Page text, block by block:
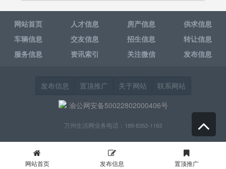
网站首页 人才信息 房产信息
供求信息
车辆信息
交友信息 招生信息
转让信息
服务信息
资讯索引 关注微信 发布信息
发布信息 置顶推广 关于网站
联系网站
渝公网安备50022802000406号
万州生活网业务电话：189-8353-1163
网站首页 发布信息 置顶推广